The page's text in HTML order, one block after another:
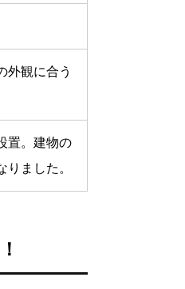
外観に合う
置。建物の
ました。